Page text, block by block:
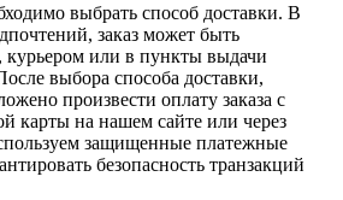
выбрать способ доставки. В
заказ может быть
курьером или в пункты выдачи
выбора способа доставки,
произвести оплату заказа с
карты на нашем сайте или через
защищенные платежные
безопасность транзакций